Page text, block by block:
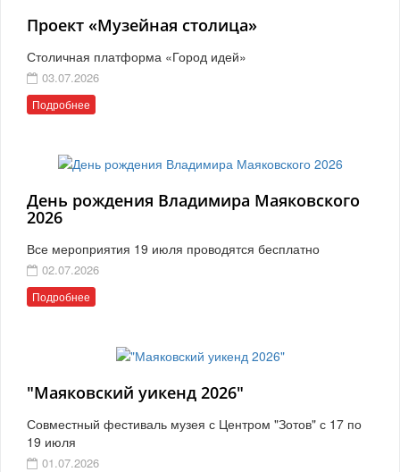
Проект «Музейная столица»
Столичная платформа «Город идей»
03.07.2026
Подробнее
День рождения Владимира Маяковского
2026
Все мероприятия 19 июля проводятся бесплатно
02.07.2026
Подробнее
"Маяковский уикенд 2026"
Совместный фестиваль музея с Центром "Зотов" с 17 по
19 июля
01.07.2026